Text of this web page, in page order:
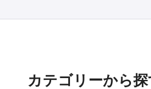
カテゴリーから探